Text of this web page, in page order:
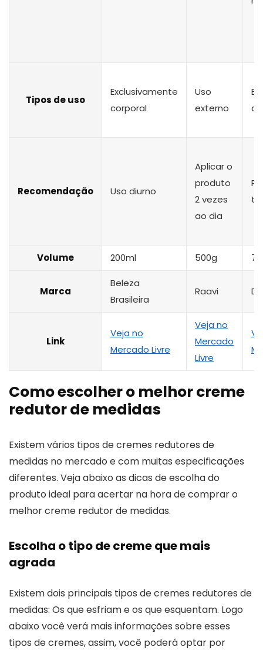
Tipos de uso
Exclusivamente
corporal
Uso
externo
Recomendação Uso diurno
Aplicar o
produto
2 vezes
ao dia
Volume 200ml 500g
Marca
Beleza
Brasileira
Raavi
Link
Veja no
Mercado Livre
Veja no
Mercado
Livre
Como escolher o melhor creme
redutor de medidas
Existem vários tipos de cremes redutores de
medidas no mercado e com muitas especificações
diferentes. Veja abaixo as dicas de escolha do
produto ideal para acertar na hora de comprar o
melhor creme redutor de medidas.
Escolha o tipo de creme que mais
agrada
Existem dois principais tipos de cremes redutores de
medidas: Os que esfriam e os que esquentam. Logo
abaixo você verá mais informações sobre esses
tipos de cremes, assim, você poderá optar por